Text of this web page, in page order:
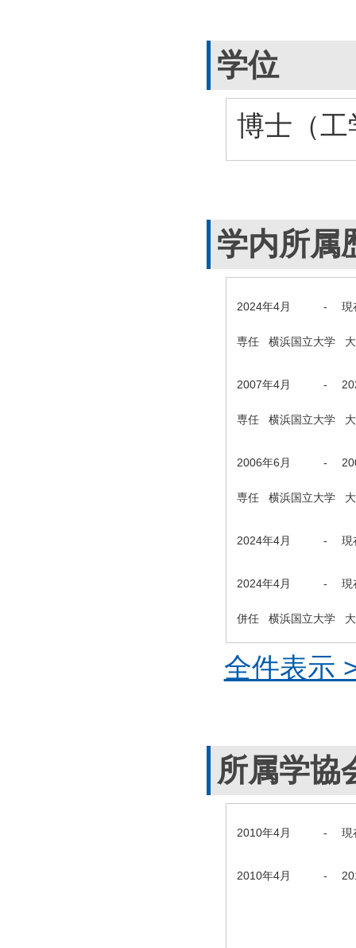
学位
博士（
学内所属
2024年4月 - 現
専任 横浜国立大学
2007年4月 -
専任 横浜国立大学
2006年6月 -
専任 横浜国立大学
2024年4月 - 現
2024年4月 - 現
併任 横浜国立大学
全件表示
所属学協
2010年4月 - 現
2010年4月 -